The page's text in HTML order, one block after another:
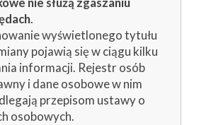
.
wyświetlonego tytułu
pojawią się w ciągu kilku
informacji. Rejestr osób
i dane osobowe w nim
przepisom ustawy o
osobowych.